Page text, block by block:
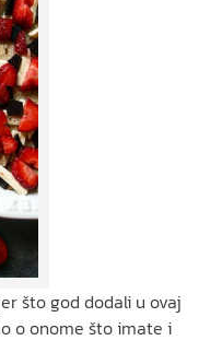
što god dodali u ovaj
o onome što imate i